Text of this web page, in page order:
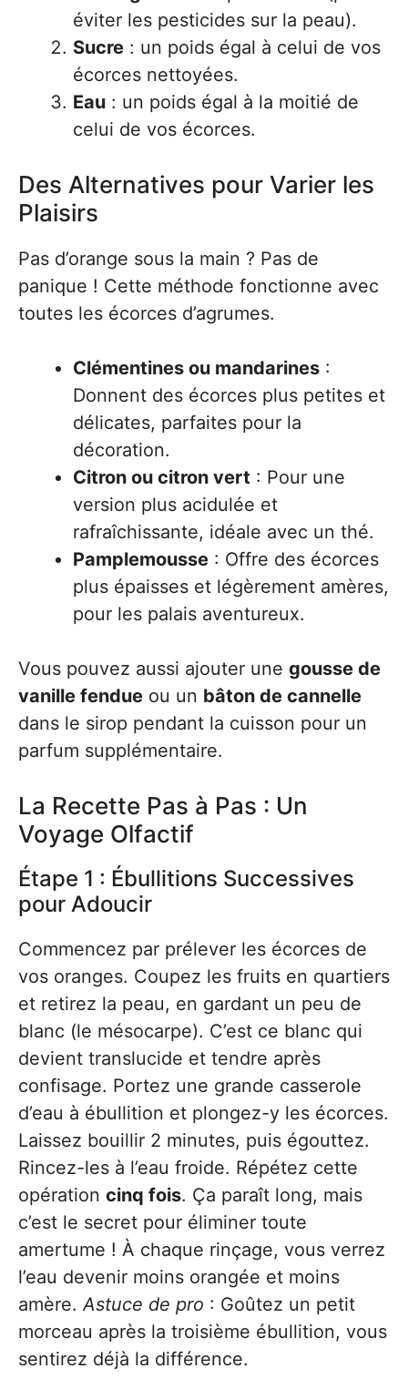
éviter les pesticides sur la peau).
Sucre : un poids égal à celui de vos
écorces nettoyées.
Eau : un poids égal à la moitié de
celui de vos écorces.
Des Alternatives pour Varier les
Plaisirs
Pas d’orange sous la main ? Pas de
panique ! Cette méthode fonctionne avec
toutes les écorces d’agrumes.
Clémentines ou mandarines :
Donnent des écorces plus petites et
délicates, parfaites pour la
décoration.
Citron ou citron vert : Pour une
version plus acidulée et
rafraîchissante, idéale avec un thé.
Pamplemousse : Offre des écorces
plus épaisses et légèrement amères,
pour les palais aventureux.
Vous pouvez aussi ajouter une gousse de
vanille fendue ou un bâton de cannelle
dans le sirop pendant la cuisson pour un
parfum supplémentaire.
La Recette Pas à Pas : Un
Voyage Olfactif
Étape 1 : Ébullitions Successives
pour Adoucir
Commencez par prélever les écorces de
vos oranges. Coupez les fruits en quartiers
et retirez la peau, en gardant un peu de
blanc (le mésocarpe). C’est ce blanc qui
devient translucide et tendre après
confisage. Portez une grande casserole
d’eau à ébullition et plongez-y les écorces.
Laissez bouillir 2 minutes, puis égouttez.
Rincez-les à l’eau froide. Répétez cette
opération cinq fois. Ça paraît long, mais
c’est le secret pour éliminer toute
amertume ! À chaque rinçage, vous verrez
l’eau devenir moins orangée et moins
amère.Astuce de pro : Goûtez un petit
morceau après la troisième ébullition, vous
sentirez déjà la différence.